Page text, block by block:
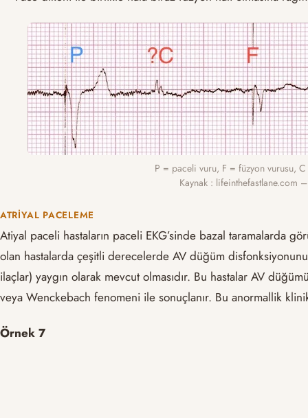
P = paceli vuru, F = füzyon vurusu,
Kaynak : lifeinthefastlane.com
ATRIYAL PACELEME
Atiyal paceli hastaların paceli EKG’sinde bazal taramalarda
olan hastalarda çeşitli derecelerde AV düğüm
ilaçlar) yaygın olarak mevcut olmasıdır. Bu hastalar AV
veya Wenckebach fenomeni ile sonuçlanır. Bu anormallik
Örnek 7